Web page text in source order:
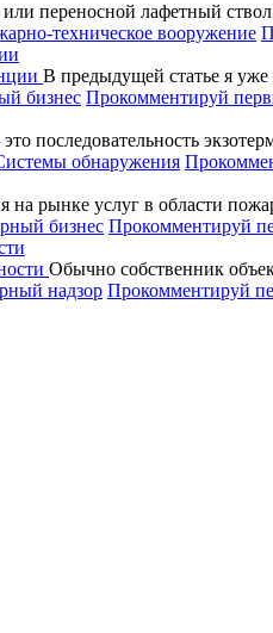
переносной лафетный
техническое вооружение
В предыдущей статье я
бизнес Прокомментируй
это последовательность
обнаружения
на рынке услуг в области
бизнес Прокомментируй
Обычно собственник
надзор Прокомментируй